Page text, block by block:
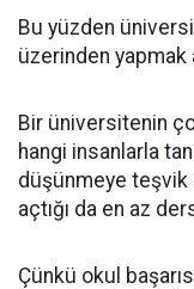
Bu yüzden
üzerinden yapmak
Bir üniversitenin
hangi insanlarla
düşünmeye teşvik
açtığı da en az
Çünkü okul